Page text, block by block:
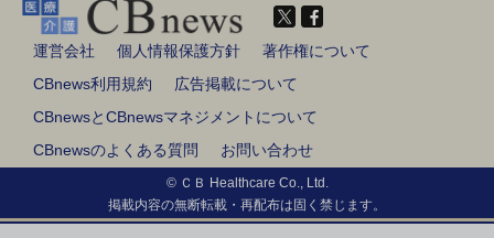
運営会社 個人情報保護方針
著作権について
CBnews利用規約
広告掲載について
CBnewsとCBnewsマネジメントについて
CBnewsのよくある質問
お問い合わせ
© ＣＢ Healthcare Co., Ltd.
掲載内容の無断転載・再配布は固く禁じます。